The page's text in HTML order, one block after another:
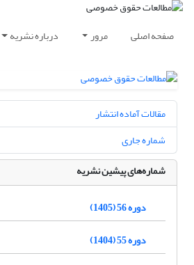
صفحه اصلی مرور درباره نشریه
مقالات آماده انتشار
شماره جاری
شماره‌های پیشین نشریه
دوره 56 (1405)
دوره 55 (1404)